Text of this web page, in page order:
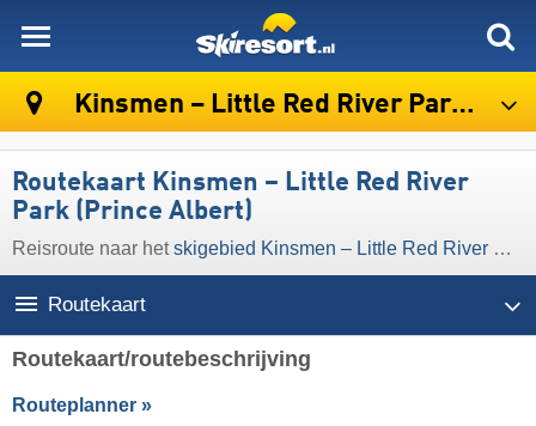
Kinsmen – Little Red River Park (Prince Albert)
Routekaart Kinsmen – Little Red River
Park (Prince Albert)
Reisroute naar hetskigebied Kinsmen – Little Red River Park (Prince Albert)
Routekaart
Routekaart/routebeschrijving
Routeplanner »